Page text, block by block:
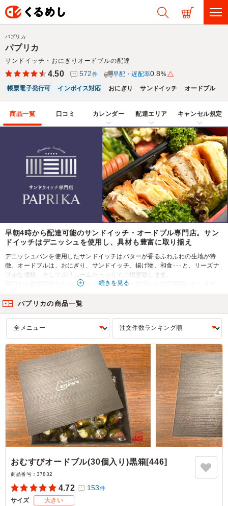
パプリカ
サンドイッチ・おにぎりオードブルの配達
パプリカ
4.50 572件 早配・遅配率0.8%
帳票電子発行可
インボイス対応 おにぎり サンドイッチ オードブル
商品一覧 口コミ カレンダー 配達エリア キャンセル規定
早朝4時から配達可能のサンドイッチ・オードブル専門店。サン
ドイッチはデニッシュを使用し、具材も豊富に取り揃え
デニッシュパンを使用したサンドイッチはバターが香るふわふわの生地が特
徴。オードブルは、おにぎり、サンドイッチ、揚げ物、和食･･･と、リーズナ
ブルな価格、そしてボリュームたっぷりでご用意致します。
​早朝から配達可能なため、朝のイベントやロケ現場にも対応可能いたします。
ションに大活躍です！！
続きを見る
パプリカの商品一覧
おむすびオードブル(30個入り)黒箱[446]
商品番号： 37832
4.72 153件
サイズ 大きい